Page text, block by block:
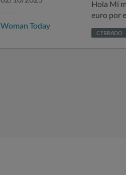
Woman Today
Hola Mi mujer sin saber se ha subscripa woman today , sin consentimiento . La compañia Massmovil me cobrro 17
euro por
CERRADO